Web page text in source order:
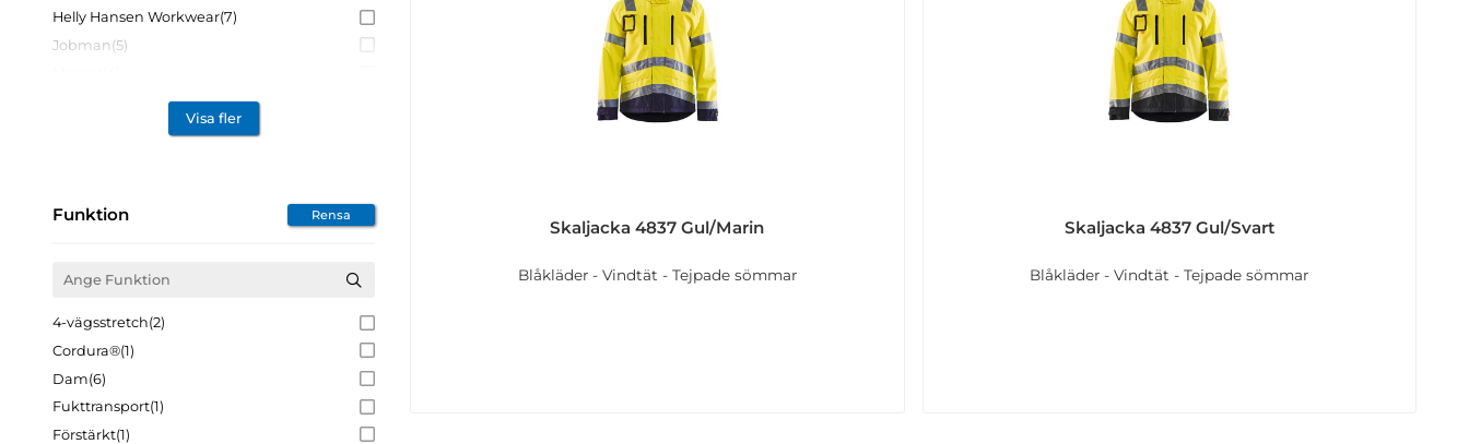
Helly Hansen Workwear(7)
Jobman(5)
Snickers Workwear(2)
Visa fler
Funktion Rensa
4-vägsstretch(2)
Cordura®(1)
Dam(6)
Fukttransport(1)
Förstärkt(1)
Skaljacka 4837 Gul/Marin
Blåkläder - Vindtät - Tejpade sömmar
Skaljacka 4837 Gul/Svart
Blåkläder - Vindtät - Tejpade sömmar